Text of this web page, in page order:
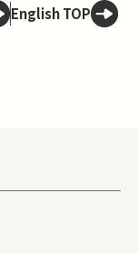
English TOP